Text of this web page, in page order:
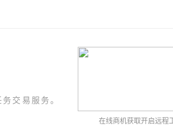
交易服务。
在线商机获取开启远程